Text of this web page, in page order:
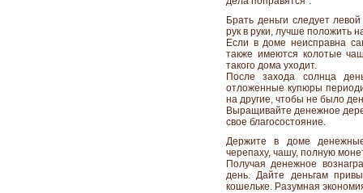
Брать деньги следует
рук в руки, лучше положить
Если в доме неисправна
также имеются колотые
такого дома уходит.
После захода солнца
отложенные купюры
на другие, чтобы не было
Выращивайте денежное
свое благосостояние.
Держите в доме
черепаху, чашу, полную
Получая денежное
день. Дайте деньгам
кошельке. Разумная